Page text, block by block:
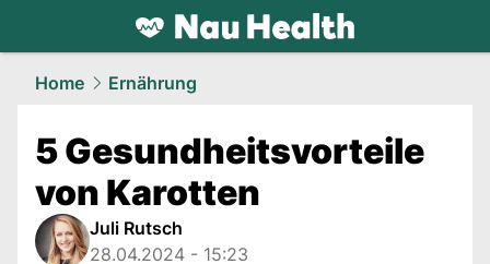
health.NAU.ch
Home Ernährung
5 Gesundheitsvorteile
von Karotten
Juli Rutsch
28.04.2024 - 15:23